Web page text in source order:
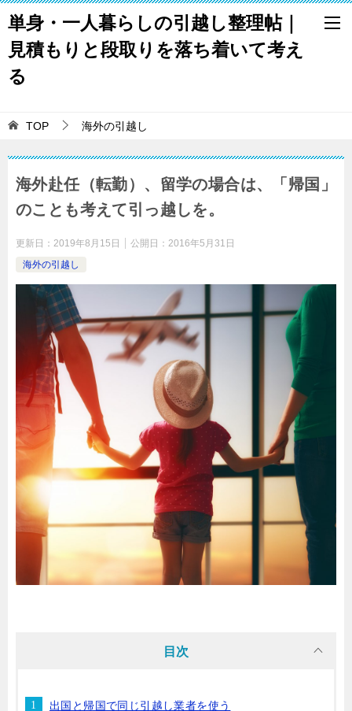
単身・一人暮らしの引越し整理帖｜
見積もりと段取りを落ち着いて考え
る
TOP 海外の引越し
海外赴任（転勤）、留学の場合は、「帰国」
のことも考えて引っ越しを。
更新日： 2019年8月15日 公開日： 2016年5月31日
海外の引越し
目次
出国と帰国で同じ引越し業者を使う